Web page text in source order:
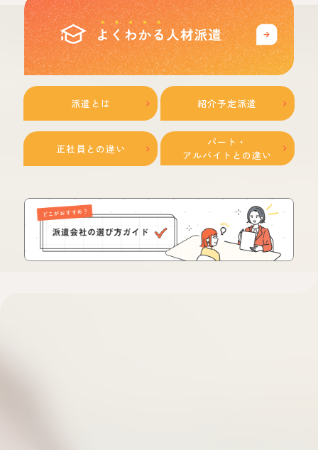
派遣とは 紹介予定派遣
正社員との違い
パート・
アルバイトとの違い